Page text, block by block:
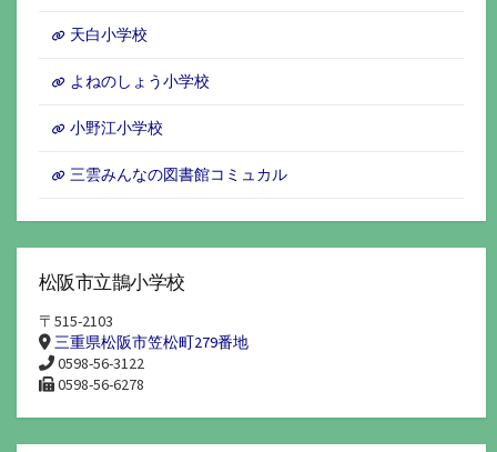
天白小学校
よねのしょう小学校
小野江小学校
三雲みんなの図書館コミュカル
松阪市立鵲小学校
〒515-2103
三重県松阪市笠松町279番地
0598-56-3122
0598-56-6278